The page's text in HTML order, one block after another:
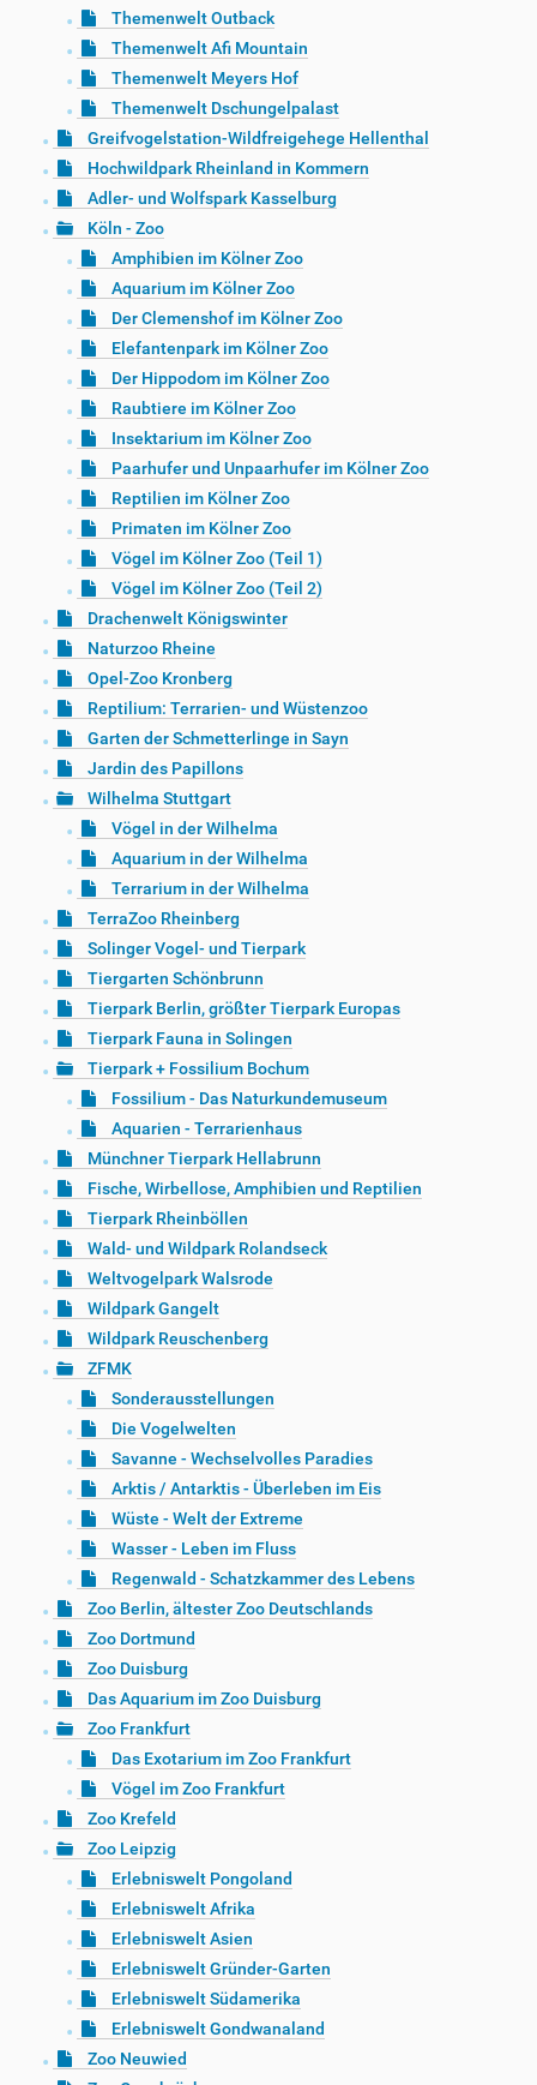
Themenwelt Outback
Themenwelt Afi Mountain
Themenwelt Meyers Hof
Themenwelt Dschungelpalast
Greifvogelstation-Wildfreigehege Hellenthal
Hochwildpark Rheinland in Kommern
Adler- und Wolfspark Kasselburg
Köln - Zoo
Amphibien im Kölner Zoo
Aquarium im Kölner Zoo
Der Clemenshof im Kölner Zoo
Elefantenpark im Kölner Zoo
Der Hippodom im Kölner Zoo
Raubtiere im Kölner Zoo
Insektarium im Kölner Zoo
Paarhufer und Unpaarhufer im Kölner Zoo
Reptilien im Kölner Zoo
Primaten im Kölner Zoo
Vögel im Kölner Zoo (Teil 1)
Vögel im Kölner Zoo (Teil 2)
Drachenwelt Königswinter
Naturzoo Rheine
Opel-Zoo Kronberg
Reptilium: Terrarien- und Wüstenzoo
Garten der Schmetterlinge in Sayn
Jardin des Papillons
Wilhelma Stuttgart
Vögel in der Wilhelma
Aquarium in der Wilhelma
Terrarium in der Wilhelma
TerraZoo Rheinberg
Solinger Vogel- und Tierpark
Tiergarten Schönbrunn
Tierpark Berlin, größter Tierpark Europas
Tierpark Fauna in Solingen
Tierpark + Fossilium Bochum
Fossilium - Das Naturkundemuseum
Aquarien - Terrarienhaus
Münchner Tierpark Hellabrunn
Fische, Wirbellose, Amphibien und Reptilien
Tierpark Rheinböllen
Wald- und Wildpark Rolandseck
Weltvogelpark Walsrode
Wildpark Gangelt
Wildpark Reuschenberg
ZFMK
Sonderausstellungen
Die Vogelwelten
Savanne - Wechselvolles Paradies
Arktis / Antarktis - Überleben im Eis
Wüste - Welt der Extreme
Wasser - Leben im Fluss
Regenwald - Schatzkammer des Lebens
Zoo Berlin, ältester Zoo Deutschlands
Zoo Dortmund
Zoo Duisburg
Das Aquarium im Zoo Duisburg
Zoo Frankfurt
Das Exotarium im Zoo Frankfurt
Vögel im Zoo Frankfurt
Zoo Krefeld
Zoo Leipzig
Erlebniswelt Pongoland
Erlebniswelt Afrika
Erlebniswelt Asien
Erlebniswelt Gründer-Garten
Erlebniswelt Südamerika
Erlebniswelt Gondwanaland
Zoo Neuwied